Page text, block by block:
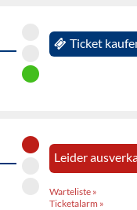
Ticket
Leider
Warteliste »
Ticketalarm »